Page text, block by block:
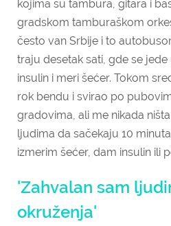
kojima su tambura, gitara i
gradskom tamburaškom
često van Srbije i to
traju desetak sati, gde se
insulin i meri šećer. Tokom
rok bendu i svirao po
gradovima, ali me nikada
ljudima da sačekaju 10
izmerim šećer, dam insulin ili
'Zahvalan sam
okruženja'